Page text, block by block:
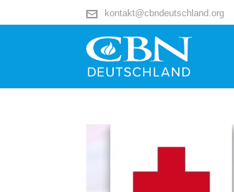
kontakt@cbndeutschland.org